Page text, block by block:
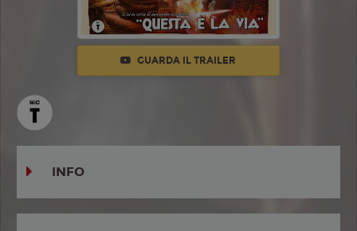
GUARDA IL TRAILER
INFO